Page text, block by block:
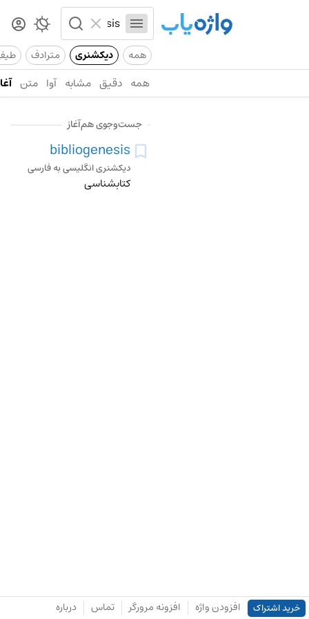
همه دیکشنری مترادف
همه دقیق مشابه آوا متن
جست‌وجوی هم‌آغاز
bibliogenesis
دیکشنری انگلیسی به فارسی
کتابشناسی
خرید اشتراک افزودن واژه افزونه مرورگر تماس درباره